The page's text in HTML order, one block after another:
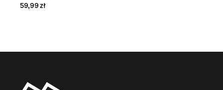
59,99 zł